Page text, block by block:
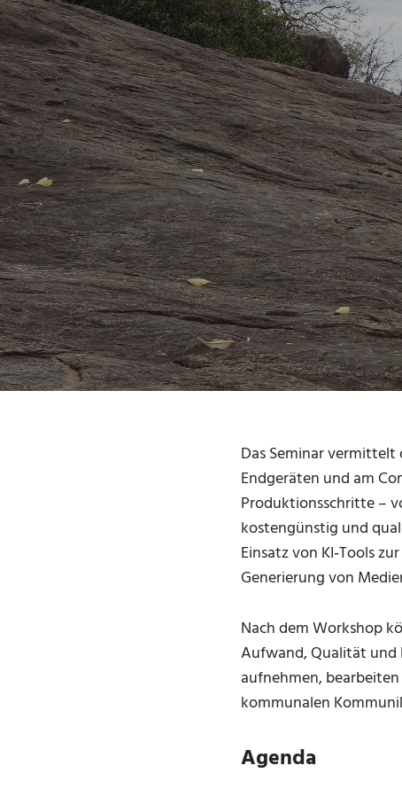
Das Seminar
Endgeräten und am
Produktionsschritte –
kostengünstig und
Einsatz von KI‑Tools
Generierung von
Nach dem Workshop
Aufwand, Qualität und
aufnehmen,
kommunalen
Agenda